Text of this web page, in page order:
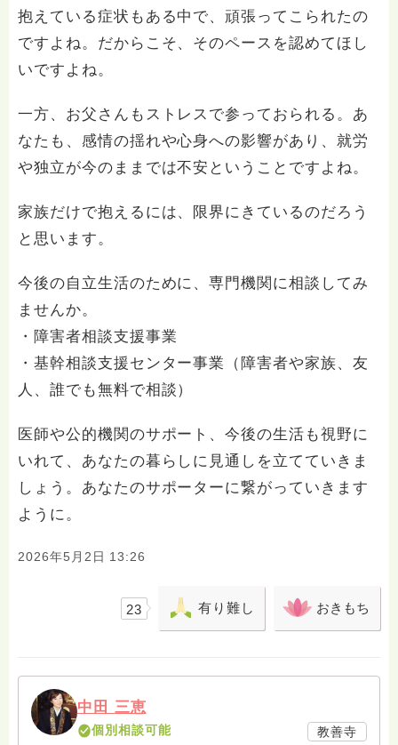
抱えている症状もある中で、頑張ってこられたの
ですよね。だからこそ、そのペースを認めてほし
いですよね。
一方、お父さんもストレスで参っておられる。あ
なたも、感情の揺れや心身への影響があり、就労
や独立が今のままでは不安ということですよね。
家族だけで抱えるには、限界にきているのだろう
と思います。
今後の自立生活のために、専門機関に相談してみ
ませんか。
・障害者相談支援事業
・基幹相談支援センター事業（障害者や家族、友
人、誰でも無料で相談）
医師や公的機関のサポート、今後の生活も視野に
いれて、あなたの暮らしに見通しを立てていきま
しょう。あなたのサポーターに繋がっていきます
ように。
2026年5月2日 13:26
23 有り難し おきもち
中田 三恵
個別相談可能
教善寺